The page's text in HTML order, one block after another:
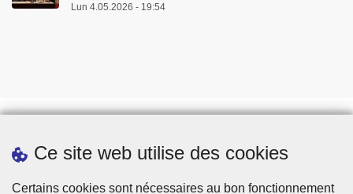
Ce site web utilise des cookies
Certains cookies sont nécessaires au bon fonctionnement
Lun 4.05.2026 - 19:54
Téléchargements
Presse